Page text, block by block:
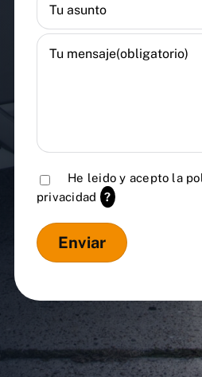
He leido y acepto la
privacidad
?